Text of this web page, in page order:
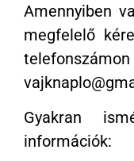
Amennyiben
megfelelő
Gyakran
információk: